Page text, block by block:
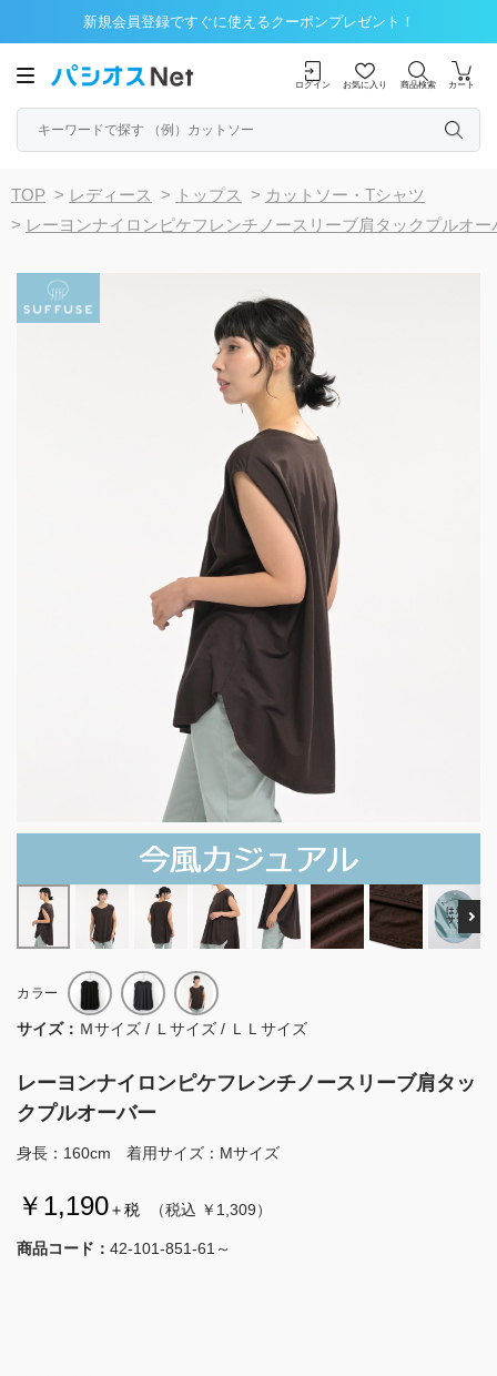
新規会員登録ですぐに使えるクーポンプレゼント！
ログイン お気に入り 商品検索 カート
TOP > レディース > トップス > カットソー・Tシャツ
> レーヨンナイロンピケフレンチノースリーブ肩タックプルオー
レーヨンナイロンピケフレンチノースリーブ肩タッ
クプルオーバー
身長：160cm 着用サイズ：Mサイズ
￥1,190＋税 （税込 ￥1,309）
商品コード： 42-101-851-61～
カラー
サイズ： Ｍサイズ / Ｌサイズ / ＬＬサイズ